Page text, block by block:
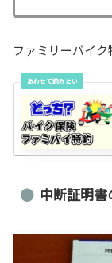
ファミリーバイク
中断証明書